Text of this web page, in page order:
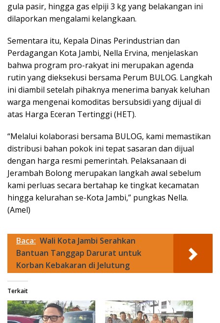
gula pasir, hingga gas elpiji 3 kg yang belakangan ini
dilaporkan mengalami kelangkaan.​
Sementara itu, Kepala Dinas Perindustrian dan
Perdagangan Kota Jambi, Nella Ervina, menjelaskan
bahwa program pro-rakyat ini merupakan agenda
rutin yang dieksekusi bersama Perum BULOG. Langkah
ini diambil setelah pihaknya menerima banyak keluhan
warga mengenai komoditas bersubsidi yang dijual di
atas Harga Eceran Tertinggi (HET).
“Melalui kolaborasi bersama BULOG, kami memastikan
distribusi bahan pokok ini tepat sasaran dan dijual
dengan harga resmi pemerintah. Pelaksanaan di
Jerambah Bolong merupakan langkah awal sebelum
kami perluas secara bertahap ke tingkat kecamatan
hingga kelurahan se-Kota Jambi,” pungkas Nella.
(Amel)
Baca: Wali Kota Jambi Serahkan
Bantuan Tanggap Darurat untuk
Korban Kebakaran di Jelutung
Terkait